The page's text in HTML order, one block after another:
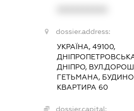
dossier.address:
УКРАЇНА, 49100,
ДНІПРО,
ГЕТЬМАНА,
КВАРТИРА 60
dossier.capital: